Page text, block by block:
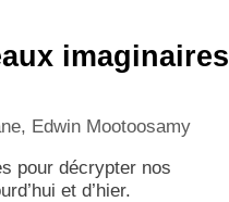
imaginaires
Edwin Mootoosamy
pour décrypter nos
et d’hier.